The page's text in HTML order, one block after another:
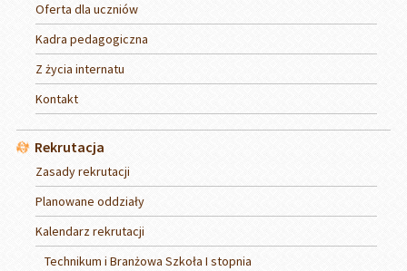
Oferta dla uczniów
Kadra pedagogiczna
Z życia internatu
Kontakt
Rekrutacja
Zasady rekrutacji
Planowane oddziały
Kalendarz rekrutacji
Technikum i Branżowa Szkoła I stopnia